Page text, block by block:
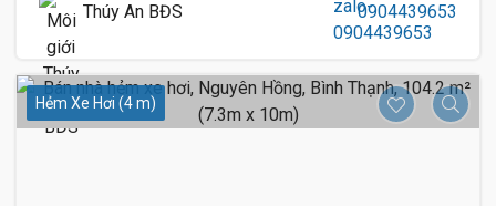
Thúy An BĐS 0904439653
Hẻm Xe Hơi (4 m)